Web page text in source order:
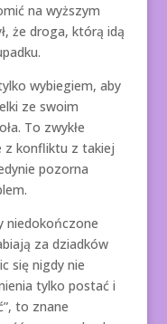
na wyższym
że droga, którą idą
wybiegiem, aby
ze swoim
To zwykłe
z konfliktu z takiej
pozorna
niedokończone
za dziadków
się nigdy nie
tylko postać i
to znane